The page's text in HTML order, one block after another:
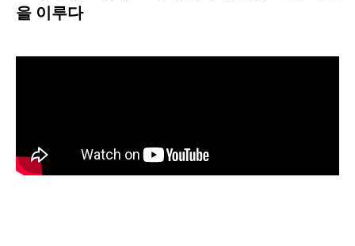
을 이루다